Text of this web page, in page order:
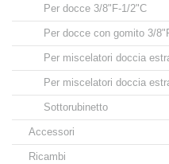
Per docce 3/8"F-1/2"C
Per docce con gomito 3/
Per miscelatori doccia
Per miscelatori doccia
Sottorubinetto
Accessori
Ricambi